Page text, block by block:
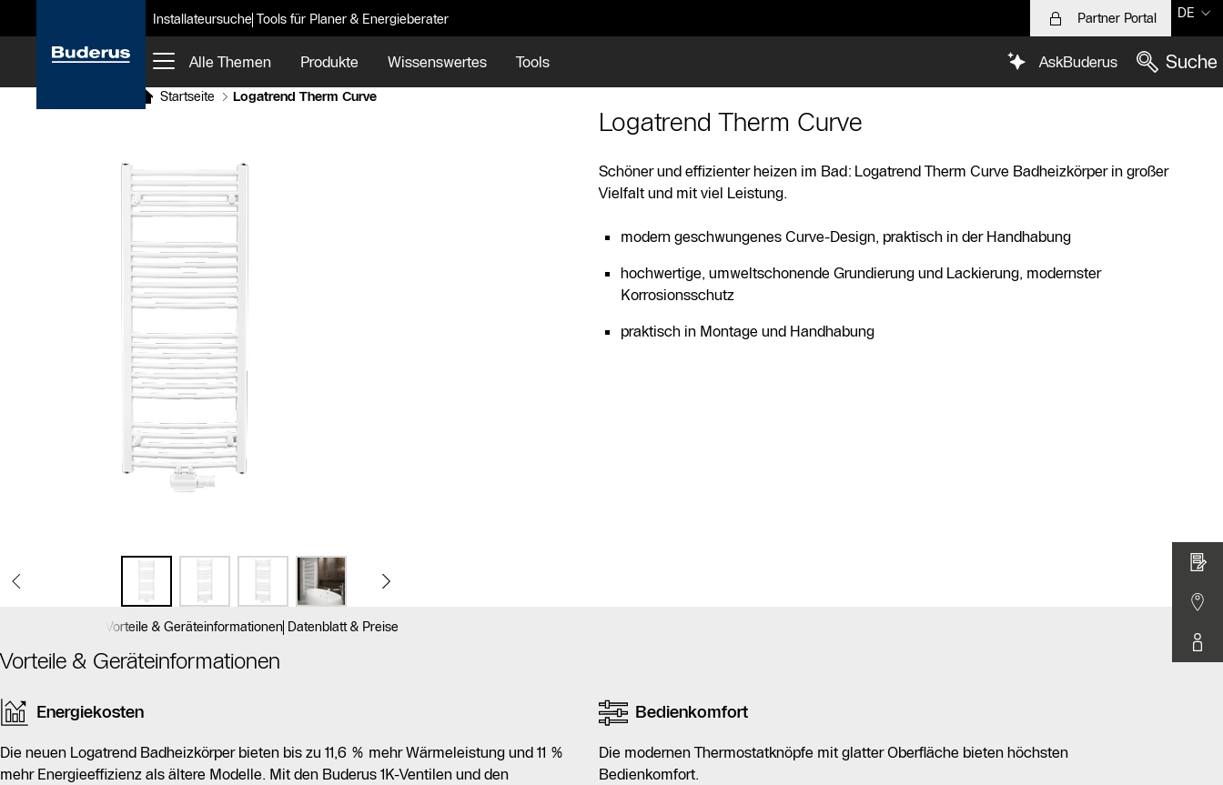
Installateursuche Tools für Planer & Energieberater Partner Portal DE
Alle Themen Produkte Wissenswertes Tools AskBuderus Suche
Startseite Logatrend Therm Curve
Als Liste anzeigen
Slider Überspringen
Logatrend Therm Curve
Schöner und effizienter heizen im Bad: Logatrend Therm Curve Badheizkörper in großer
Vielfalt und mit viel Leistung.
modern geschwungenes Curve-Design, praktisch in der Handhabung
hochwertige, umweltschonende Grundierung und Lackierung, modernster
Korrosionsschutz
praktisch in Montage und Handhabung
Vorteile & Geräteinformationen Datenblatt & Preise
Vorteile & Geräteinformationen
Energiekosten
Die neuen Logatrend Badheizkörper bieten bis zu 11,6 % mehr Wärmeleistung und 11 %
mehr Energieeffizienz als ältere Modelle. Mit den Buderus 1K-Ventilen und den
Bedienkomfort
Die modernen Thermostatknöpfe mit glatter Oberfläche bieten höchsten
Bedienkomfort.